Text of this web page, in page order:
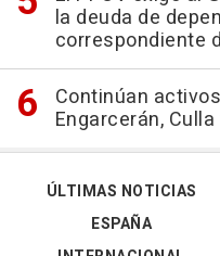
la deuda de
correspondiente
Continúan
Engarcerán,
ÚLTIMAS NOTICIAS
ESPAÑA